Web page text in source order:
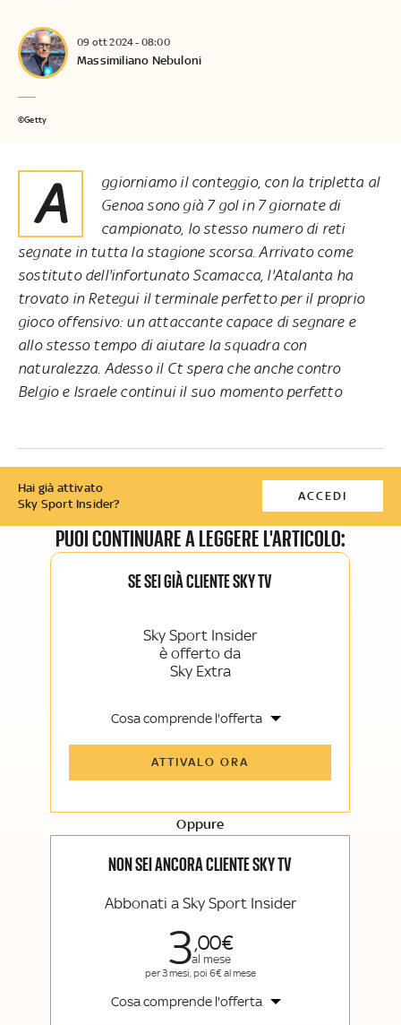
09 ott 2024 - 08:00
Massimiliano Nebuloni
©Getty
Aggiorniamo il conteggio, con la tripletta al
Genoa sono già 7 gol in 7 giornate di
campionato, lo stesso numero di reti
segnate in tutta la stagione scorsa. Arrivato come
sostituto dell'infortunato Scamacca, l'Atalanta ha
trovato in Retegui il terminale perfetto per il proprio
gioco offensivo: un attaccante capace di segnare e
allo stesso tempo di aiutare la squadra con
naturalezza. Adesso il Ct spera che anche contro
Belgio e Israele continui il suo momento perfetto
Hai già attivato
Sky Sport Insider?
ACCEDI
PUOI CONTINUARE A LEGGERE L'ARTICOLO:
SE SEI GIÀ CLIENTE SKY TV
Sky Sport Insider
è offerto da
Sky Extra
Cosa comprende l'offerta
Sky TG24 Insider
Sport e Sky TG24
La newsletter esclusiva di Sky Sport
ATTIVALO ORA
Oppure
NON SEI ANCORA CLIENTE SKY TV
Abbonati a Sky Sport Insider
300
al mese
per 3 mesi, poi 6€ al mese
Cosa comprende l'offerta